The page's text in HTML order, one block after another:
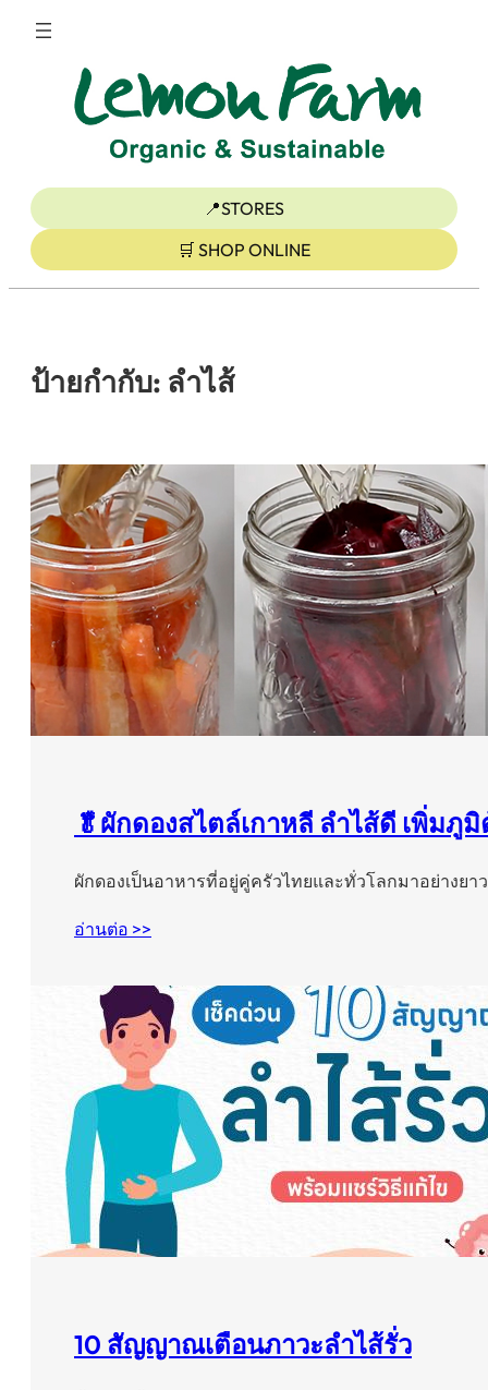
ข้าม
📍STORES
🛒 SHOP ONLINE
ป้ายกำกับ: ลำไส้
🥬ผักดองสไตล์เกาหลี ลำไส้ดี เพิ่มภู
ผักดองเป็นอาหารที่อยู่คู่ครัวไทยและทั่วโลกมาอย่างยา
อ่านต่อ >>
10 สัญญาณเตือนภาวะลำไส้รั่ว